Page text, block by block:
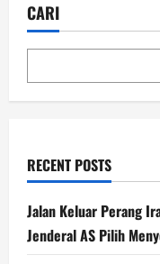
Saya
Punya
CARI
RECENT POSTS
Jalan Keluar Perang
Jenderal AS Pilih